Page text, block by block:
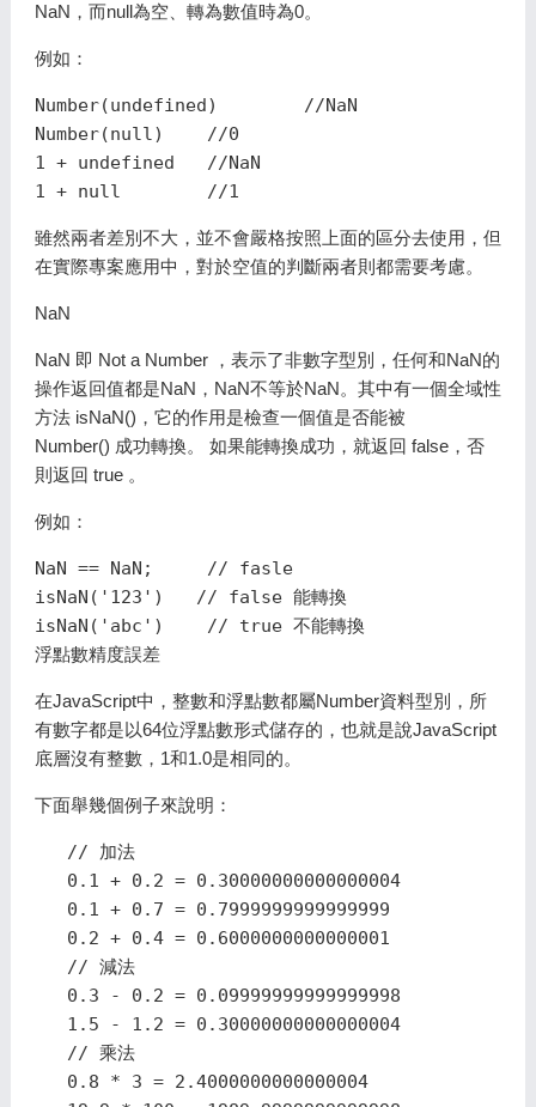
NaN，而null為空、轉為數值時為0。
例如：
Number(undefined)	 //NaN
Number(null) 	//0
1 + undefined 	//NaN
雖然兩者差別不大，並不會嚴格按照上面的區分去使用，但
在實際專案應用中，對於空值的判斷兩者則都需要考慮。
NaN
NaN 即 Not a Number ，表示了非數字型別，任何和NaN的
操作返回值都是NaN，NaN不等於NaN。其中有一個全域性
方法 isNaN()，它的作用是檢查一個值是否能被
Number() 成功轉換。 如果能轉換成功，就返回 false，否
則返回 true 。
例如：
NaN == NaN; 	// fasle
isNaN('123')   // false 能轉換
isNaN('abc')    // true 不能轉換
浮點數精度誤差
在JavaScript中，整數和浮點數都屬Number資料型別，所
有數字都是以64位浮點數形式儲存的，也就是說JavaScript
底層沒有整數，1和1.0是相同的。
下面舉幾個例子來說明：
   // 加法
   0.1 + 0.2 = 0.30000000000000004
   0.1 + 0.7 = 0.7999999999999999
   0.2 + 0.4 = 0.6000000000000001
   // 減法
   0.3 - 0.2 = 0.09999999999999998
   1.5 - 1.2 = 0.30000000000000004
   // 乘法
   0.8 * 3 = 2.4000000000000004